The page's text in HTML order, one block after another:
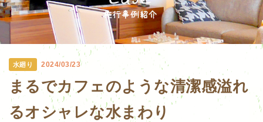
水廻り 2024/03/23
まるでカフェのような清潔感溢れ
るオシャレな水まわり